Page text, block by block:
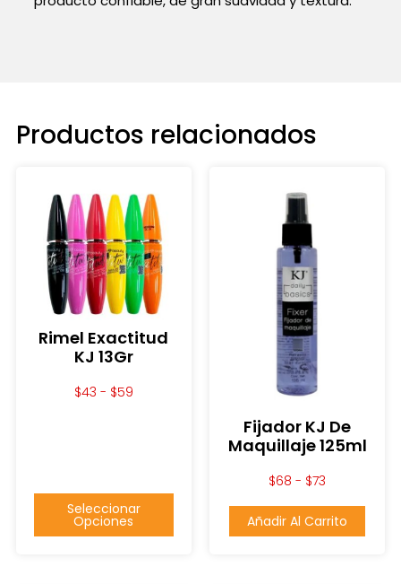
Productos relacionados
Rimel Exactitud
KJ 13Gr
$43 - $59
Seleccionar
Opciones
Fijador KJ De
Maquillaje 125ml
$68 - $73
Añadir Al Carrito